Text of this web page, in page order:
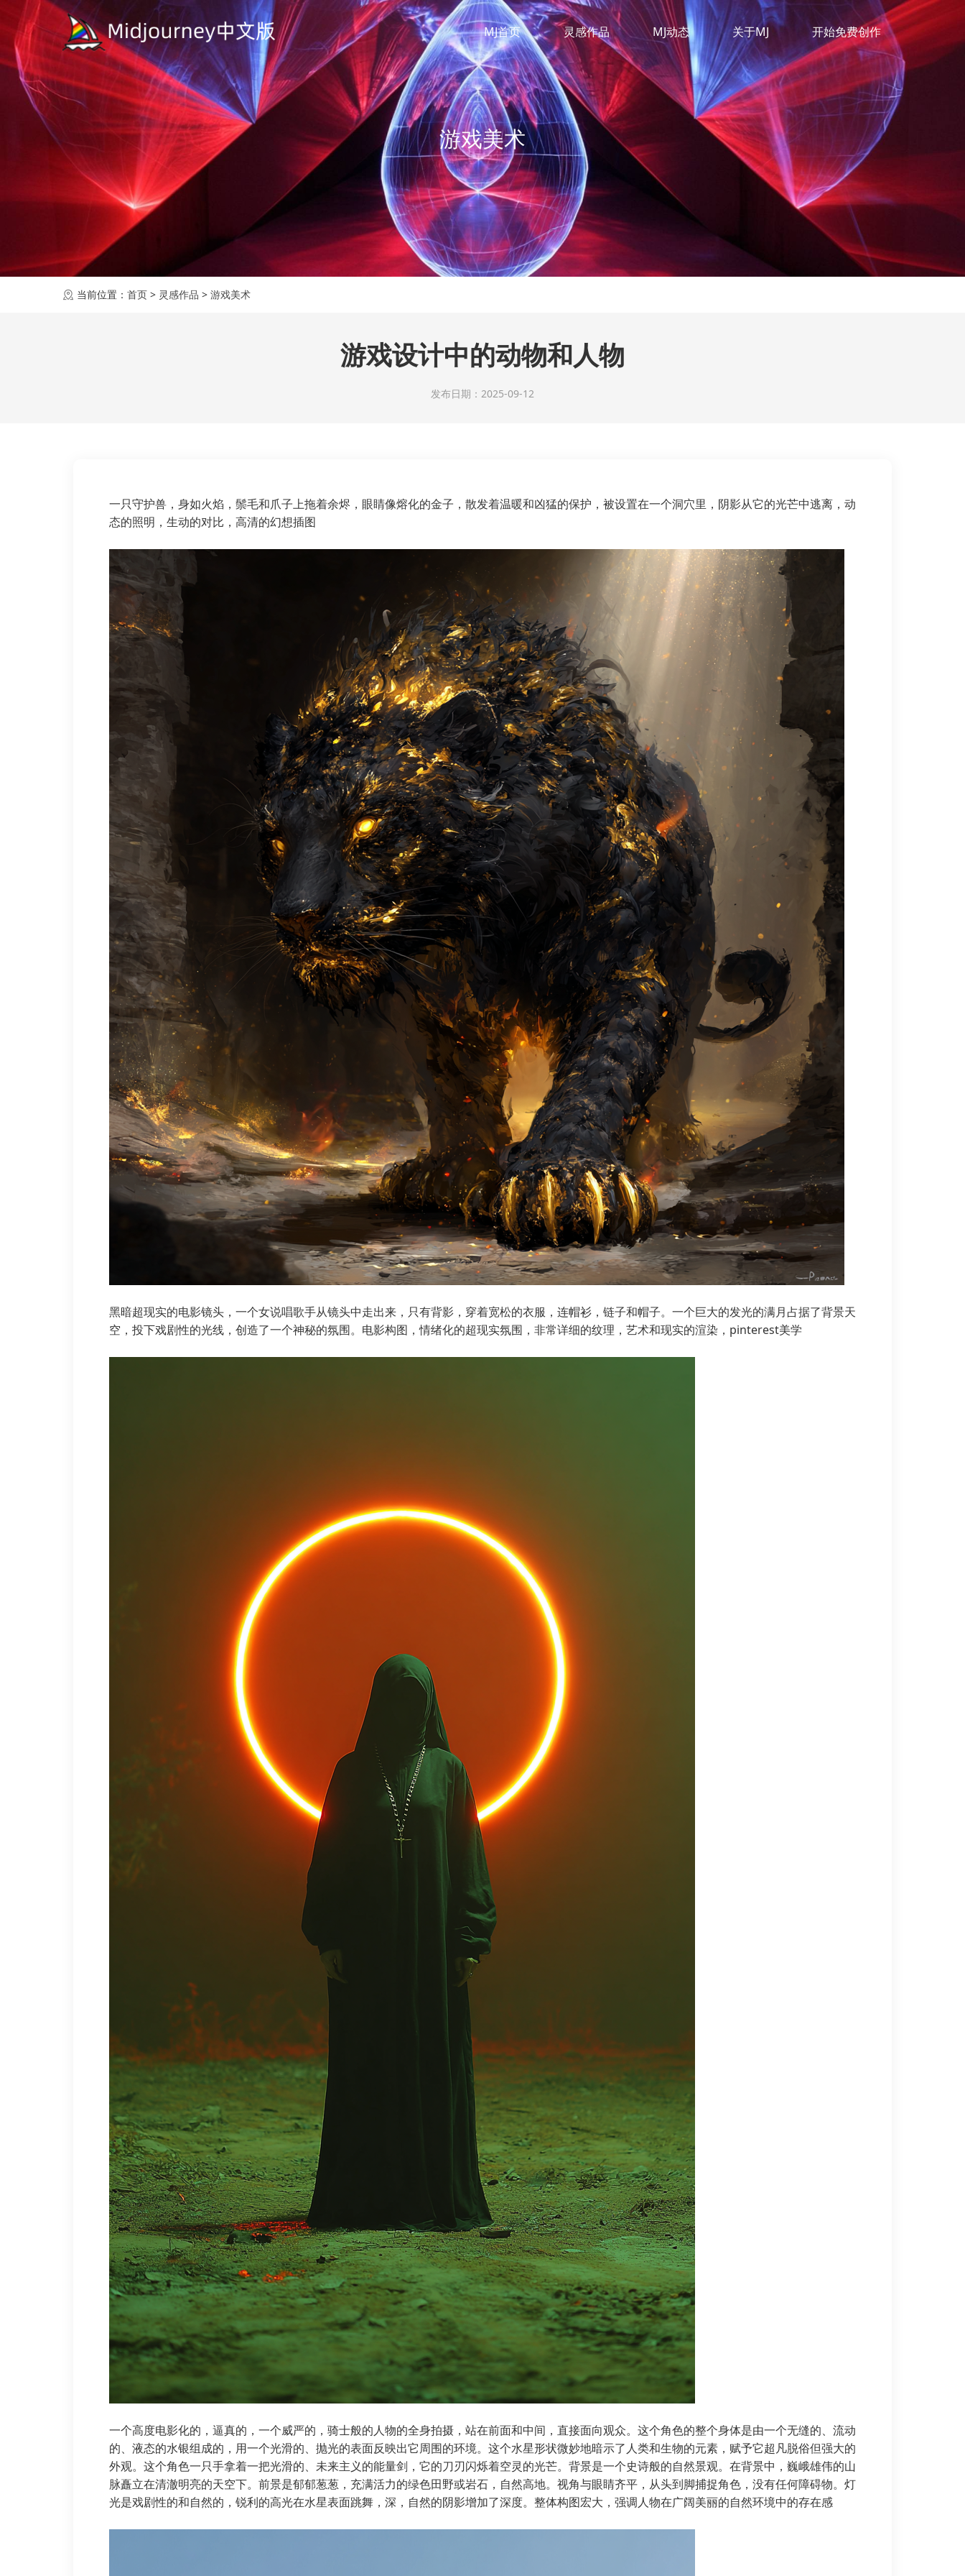
MJ首页 灵感作品 MJ动态 关于MJ 开始免费创作
游戏美术
当前位置： 首页 > 灵感作品 > 游戏美术
游戏设计中的动物和人物
发布日期：2025-09-12
一只守护兽，身如火焰，鬃毛和爪子上拖着余烬，眼睛像熔化的金子，散发着温暖和凶猛的保护，被设置在一个洞穴里，阴影从它的光芒中逃离，动
态的照明，生动的对比，高清的幻想插图
黑暗超现实的电影镜头，一个女说唱歌手从镜头中走出来，只有背影，穿着宽松的衣服，连帽衫，链子和帽子。一个巨大的发光的满月占据了背景天
空，投下戏剧性的光线，创造了一个神秘的氛围。电影构图，情绪化的超现实氛围，非常详细的纹理，艺术和现实的渲染，pinterest美学
一个高度电影化的，逼真的，一个威严的，骑士般的人物的全身拍摄，站在前面和中间，直接面向观众。这个角色的整个身体是由一个无缝的、流动
的、液态的水银组成的，用一个光滑的、抛光的表面反映出它周围的环境。这个水星形状微妙地暗示了人类和生物的元素，赋予它超凡脱俗但强大的
外观。这个角色一只手拿着一把光滑的、未来主义的能量剑，它的刀刃闪烁着空灵的光芒。背景是一个史诗般的自然景观。在背景中，巍峨雄伟的山
脉矗立在清澈明亮的天空下。前景是郁郁葱葱，充满活力的绿色田野或岩石，自然高地。视角与眼睛齐平，从头到脚捕捉角色，没有任何障碍物。灯
光是戏剧性的和自然的，锐利的高光在水星表面跳舞，深，自然的阴影增加了深度。整体构图宏大，强调人物在广阔美丽的自然环境中的存在感